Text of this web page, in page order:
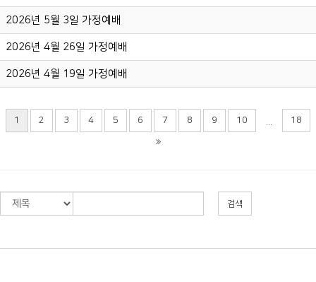
2026년 5월 3일 가정예배
2026년 4월 26일 가정예배
2026년 4월 19일 가정예배
1 2 3 4 5 6 7 8 9 10 18
검색